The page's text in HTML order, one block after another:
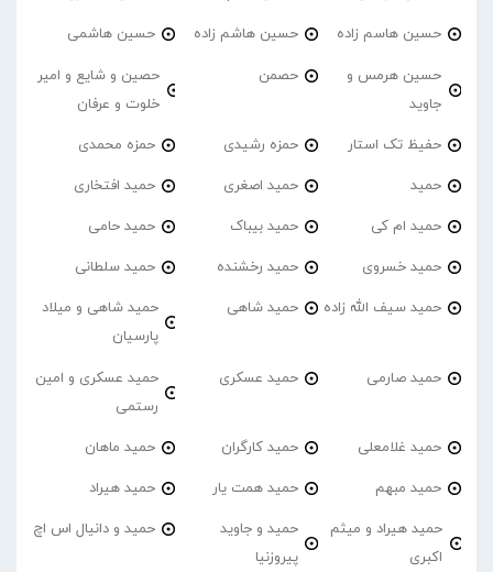
حسین هاسم زاده حسین هاشم زاده حسین هاشمی
حسین هرمس و
جاوید
حصمن
حصین و شایع و امیر
خلوت و عرفان
حفیظ تک استار حمزه رشیدی حمزه محمدی
حمید حمید اصغری حمید افتخاری
حمید ام کی حمید بیباک حمید حامی
حمید خسروی حمید رخشنده حمید سلطانی
حمید سیف الله زاده حمید شاهی
حمید شاهی و میلاد
پارسیان
حمید صارمی حمید عسکری
حمید عسکری و امین
رستمی
حمید غلامعلی حمید کارگران حمید ماهان
حمید مبهم حمید همت یار حمید هیراد
حمید هیراد و میثم
اکبری
حمید و جاوید
پیروزنیا
حمید و دانیال اس اچ